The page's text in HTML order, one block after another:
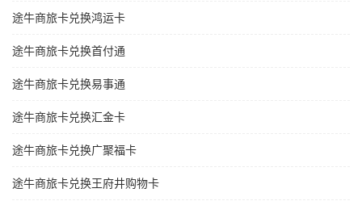
途牛商旅卡兑换鸿运卡
途牛商旅卡兑换首付通
途牛商旅卡兑换易事通
途牛商旅卡兑换汇金卡
途牛商旅卡兑换广聚福卡
途牛商旅卡兑换王府井购物卡